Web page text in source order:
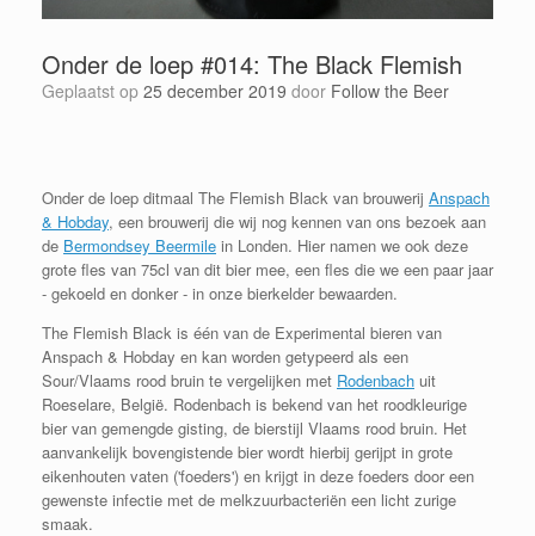
Onder de loep #014: The Black Flemish
Geplaatst op 25 december 2019 door Follow the Beer
Onder de loep ditmaal The Flemish Black van brouwerij Anspach
& Hobday, een brouwerij die wij nog kennen van ons bezoek aan
de Bermondsey Beermile in Londen. Hier namen we ook deze
grote fles van 75cl van dit bier mee, een fles die we een paar jaar
- gekoeld en donker - in onze bierkelder bewaarden.
The Flemish Black is één van de Experimental bieren van
Anspach & Hobday en kan worden getypeerd als een
Sour/Vlaams rood bruin te vergelijken met Rodenbach uit
Roeselare, België. Rodenbach is bekend van het roodkleurige
bier van gemengde gisting, de bierstijl Vlaams rood bruin. Het
aanvankelijk bovengistende bier wordt hierbij gerijpt in grote
eikenhouten vaten ('foeders') en krijgt in deze foeders door een
gewenste infectie met de melkzuurbacteriën een licht zurige
smaak.